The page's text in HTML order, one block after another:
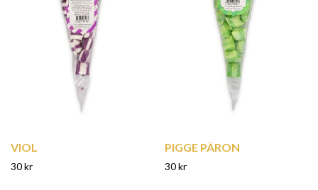
VIOL
30kr
PIGGE PÄRON
30kr